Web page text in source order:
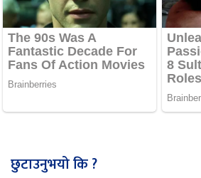
छुटाउनुभयो कि ?